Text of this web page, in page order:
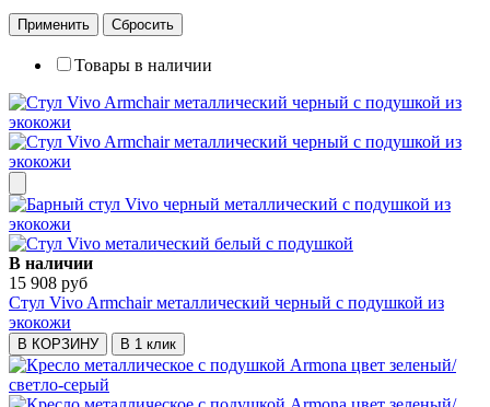
Применить Сбросить
Товары в наличии
В наличии
15 908 руб
Стул Vivo Armchair металлический черный с подушкой из
экокожи
В КОРЗИНУ В 1 клик